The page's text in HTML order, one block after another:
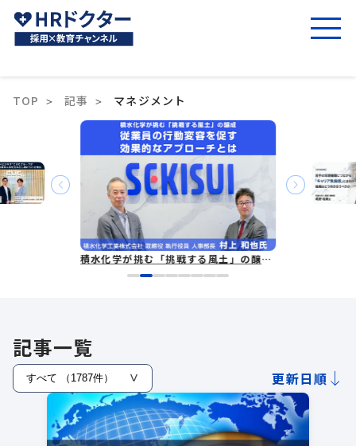
TOP 記事 マネジメント
積水化学が挑む「挑戦する風土」の醸成 従業員の行動変容を促す効果的なアプローチとは
記事一覧
更新日順